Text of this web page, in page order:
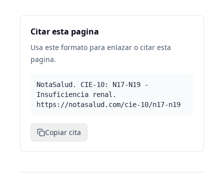
Citar esta pagina
Usa este formato para enlazar o citar esta
pagina.
NotaSalud. CIE-10: N17-N19 -
Insuficiencia renal.
https://notasalud.com/cie-10/n17-n19
Copiar cita